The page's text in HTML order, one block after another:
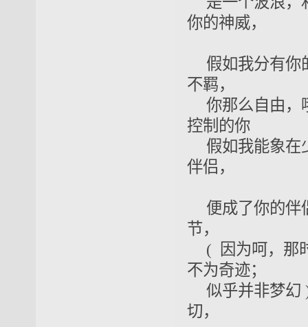
你的神威，
假如我分有你
不羁，
你那么自由，
控制的你
假如我能象
伴侣，
便成了你的
节，
(
因为呵，
不为奇迹；
似乎并非梦幻
切，